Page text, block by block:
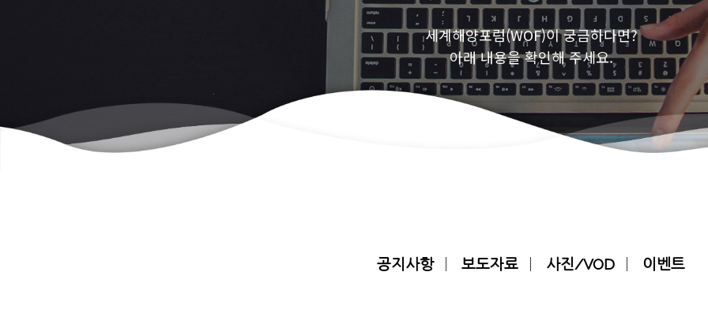
세계해양포럼(WOF)이 궁금하다면?
아래 내용을 확인해 주세요.
공지사항 보도자료 사진/VOD 이벤트